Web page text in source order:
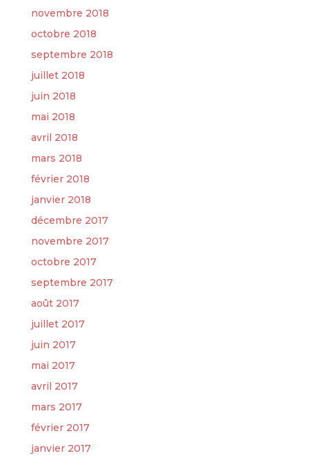
novembre 2018
octobre 2018
septembre 2018
juillet 2018
juin 2018
mai 2018
avril 2018
mars 2018
février 2018
janvier 2018
décembre 2017
novembre 2017
octobre 2017
septembre 2017
août 2017
juillet 2017
juin 2017
mai 2017
avril 2017
mars 2017
février 2017
janvier 2017